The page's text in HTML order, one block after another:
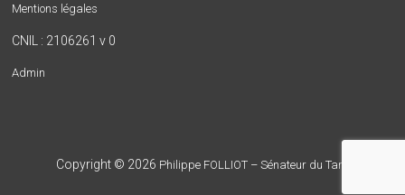
Mentions légales
CNIL : 2106261 v 0
Admin
Copyright © 2026 Philippe FOLLIOT – Sénateur du Tarn